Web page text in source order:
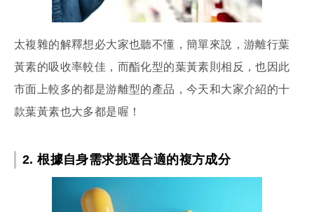
太複雜的解釋想必大家也聽不懂，簡單來說，游離行葉
黃素的吸收率較佳，而酯化型的葉黃素則相反，也因此
市面上較多的都是游離型的產品，今天和大家介紹的十
款葉黃素也大多都是喔！
2. 根據自身需求挑選合適的複方成分